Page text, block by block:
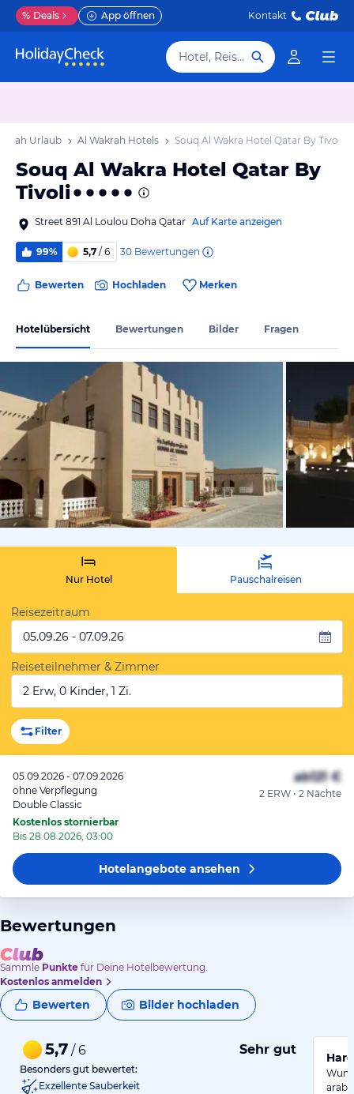
% Deals App öffnen Kontakt
Hotel, Reiseziel
Urlaub Al Wakrah Hotels Souq Al Wakra Hotel Qatar By Tivoli
Souq Al Wakra Hotel Qatar By
Tivoli
Street 891 Al Loulou Doha Qatar Auf Karte anzeigen
99% 5,7 / 6 30 Bewertungen
Bewerten Hochladen Merken
Hotelübersicht Bewertungen Bilder Fragen
Nur Hotel Pauschalreisen
Reisezeitraum
05.09.26 - 07.09.26
Reiseteilnehmer & Zimmer
2 Erw, 0 Kinder, 1 Zi.
Filter
05.09.2026 - 07.09.2026
ohne Verpflegung
Double Classic
Kostenlos stornierbar
Bis 28.08.2026, 03:00
ab121 €
2 ERW • 2 Nächte
Hotelangeboteansehen
Bewertungen
Sammle Punkte für Deine Hotelbewertung.
Kostenlos anmelden
Bewerten Bilder hochladen
5,7 / 6 Sehr gut
Besonders gut bewertet:
Exzellente Sauberkeit